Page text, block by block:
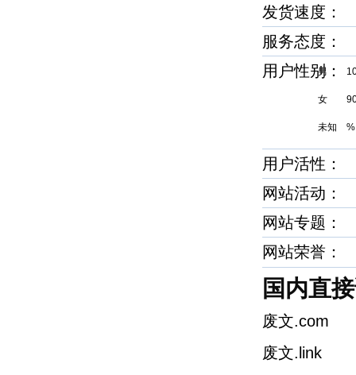
发货速度
服务态度
用户性别
男
女
未知 %
用户活性：
网站活动：
网站专题：
网站荣誉
国内直
废文.com
废文.link